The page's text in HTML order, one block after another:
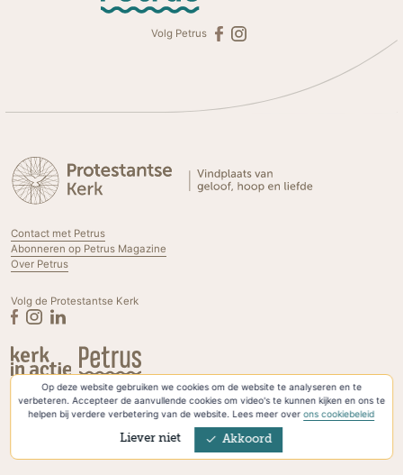
Op deze website gebruiken we cookies om de website te analyseren en te
verbeteren. Accepteer de aanvullende cookies om video's te kunnen kijken en ons te
helpen bij verdere verbetering van de website. Lees meer overons cookiebeleid
Liever niet Akkoord
Volg Petrus
Contact met Petrus
Abonneren op Petrus Magazine
Over Petrus
Volg de Protestantse Kerk
Privacyverklaring & Cookies